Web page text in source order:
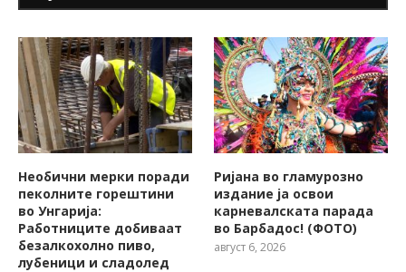
Необични мерки поради
пеколните горештини
во Унгарија:
Работниците добиваат
безалкохолно пиво,
лубеници и сладолед
Ријана во гламурозно
издание ја освои
карневалската парада
во Барбадос! (ФОТО)
август 6, 2026